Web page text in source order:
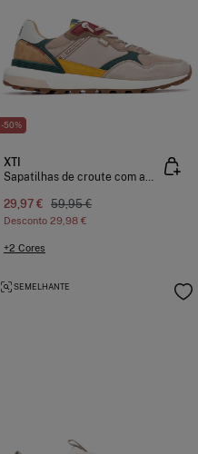
-50%
XTI
Sapatilhas de croute com amortecimento
29,97 € 59,95 €
Desconto 29,98 €
+2 Cores
SEMELHANTE